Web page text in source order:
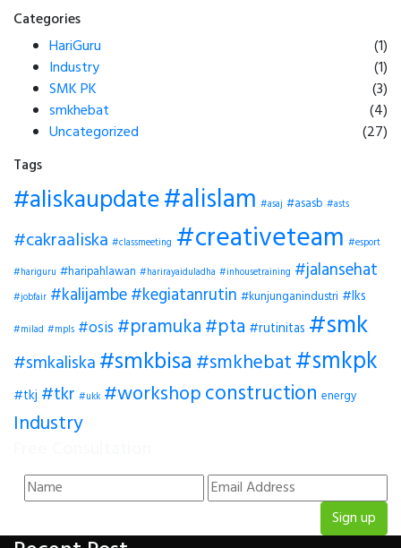
Categories
HariGuru
(1)
Industry
(1)
SMK PK
(3)
smkhebat
(4)
Uncategorized
(27)
Tags
#aliskaupdate#alislam #asaj #asasb #asts
#cakraaliska #classmeeting #creativeteam #esport
#hariguru #haripahlawan #harirayaiduladha #inhousetraining #jalansehat
#jobfair #kalijambe#kegiatanrutin #kunjunganindustri #lks
#milad #mpls #osis #pramuka#pta #rutinitas #smk
#smkaliska#smkbisa #smkhebat#smkpk
#tkj #tkr #ukk #workshopconstruction energy
Industry
Sign up